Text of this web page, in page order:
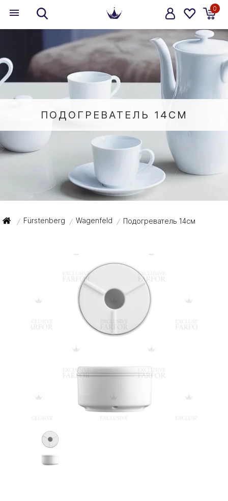
0
ПОДОГРЕВАТЕЛЬ 14СМ
/ Fürstenberg / Wagenfeld / Подогреватель 14см